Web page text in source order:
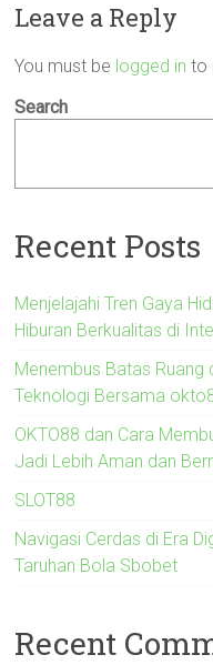
Leave a Reply
You must be logged in to
Search
Recent Posts
Menjelajahi Tren Gaya
Hiburan Berkualitas di
Menembus Batas Ruang
Teknologi Bersama
OKTO88 dan Cara
Jadi Lebih Aman dan
SLOT88
Navigasi Cerdas di Era
Taruhan Bola Sbobet
Recent